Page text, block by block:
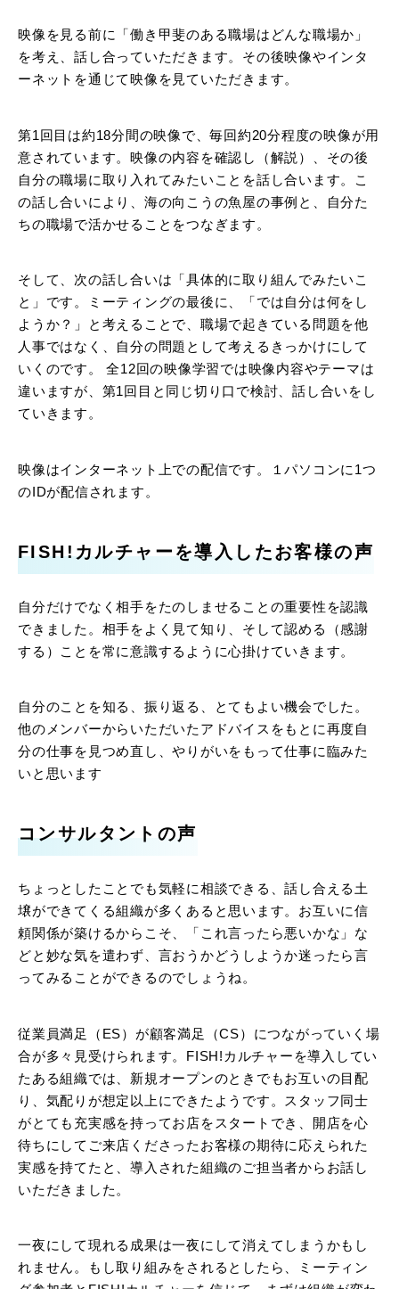
映像を見る前に「働き甲斐のある職場はどんな職場か」
を考え、話し合っていただきます。その後映像やインタ
ーネットを通じて映像を見ていただきます。
第1回目は約18分間の映像で、毎回約20分程度の映像が用
意されています。映像の内容を確認し（解説）、その後
自分の職場に取り入れてみたいことを話し合います。こ
の話し合いにより、海の向こうの魚屋の事例と、自分た
ちの職場で活かせることをつなぎます。
そして、次の話し合いは「具体的に取り組んでみたいこ
と」です。ミーティングの最後に、「では自分は何をし
ようか？」と考えることで、職場で起きている問題を他
人事ではなく、自分の問題として考えるきっかけにして
いくのです。 全12回の映像学習では映像内容やテーマは
違いますが、第1回目と同じ切り口で検討、話し合いをし
ていきます。
映像はインターネット上での配信です。１パソコンに1つ
のIDが配信されます。
FISH!カルチャーを導入したお客様の声
自分だけでなく相手をたのしませることの重要性を認識
できました。相手をよく見て知り、そして認める（感謝
する）ことを常に意識するように心掛けていきます。
自分のことを知る、振り返る、とてもよい機会でした。
他のメンバーからいただいたアドバイスをもとに再度自
分の仕事を見つめ直し、やりがいをもって仕事に臨みた
いと思います
コンサルタントの声
ちょっとしたことでも気軽に相談できる、話し合える土
壌ができてくる組織が多くあると思います。お互いに信
頼関係が築けるからこそ、「これ言ったら悪いかな」な
どと妙な気を遣わず、言おうかどうしようか迷ったら言
ってみることができるのでしょうね。
従業員満足（ES）が顧客満足（CS）につながっていく場
合が多々見受けられます。FISH!カルチャーを導入してい
たある組織では、新規オープンのときでもお互いの目配
り、気配りが想定以上にできたようです。スタッフ同士
がとても充実感を持ってお店をスタートでき、開店を心
待ちにしてご来店くださったお客様の期待に応えられた
実感を持てたと、導入された組織のご担当者からお話し
いただきました。
一夜にして現れる成果は一夜にして消えてしまうかもし
れません。もし取り組みをされるとしたら、ミーティン